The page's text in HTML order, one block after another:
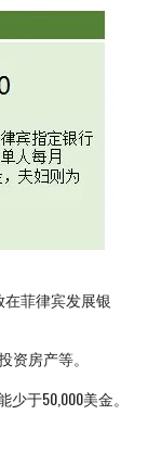
菲律宾发展银
房产等。
于50,000美金。